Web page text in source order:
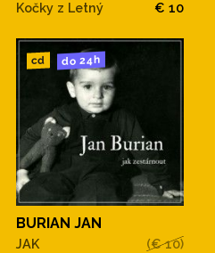
Kočky z Letný € 10
cd do 24h
BURIAN JAN
JAK
(€ 10)